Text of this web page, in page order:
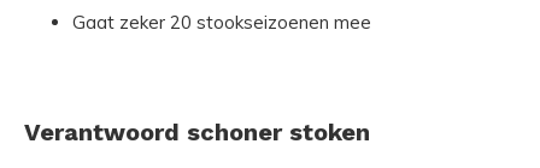
Gaat zeker 20 stookseizoenen mee
Verantwoord schoner stoken